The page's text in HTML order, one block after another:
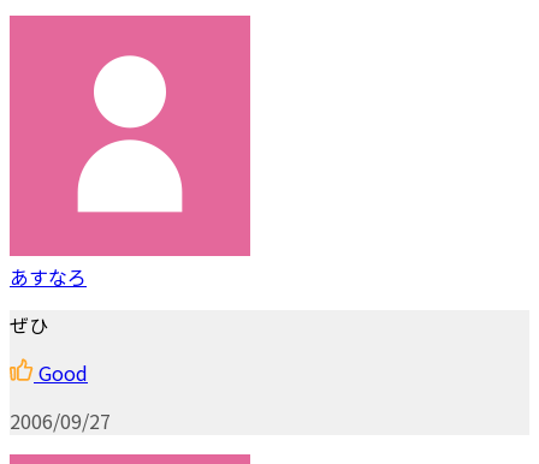
あすなろ
ぜひ
Good
2006/09/27